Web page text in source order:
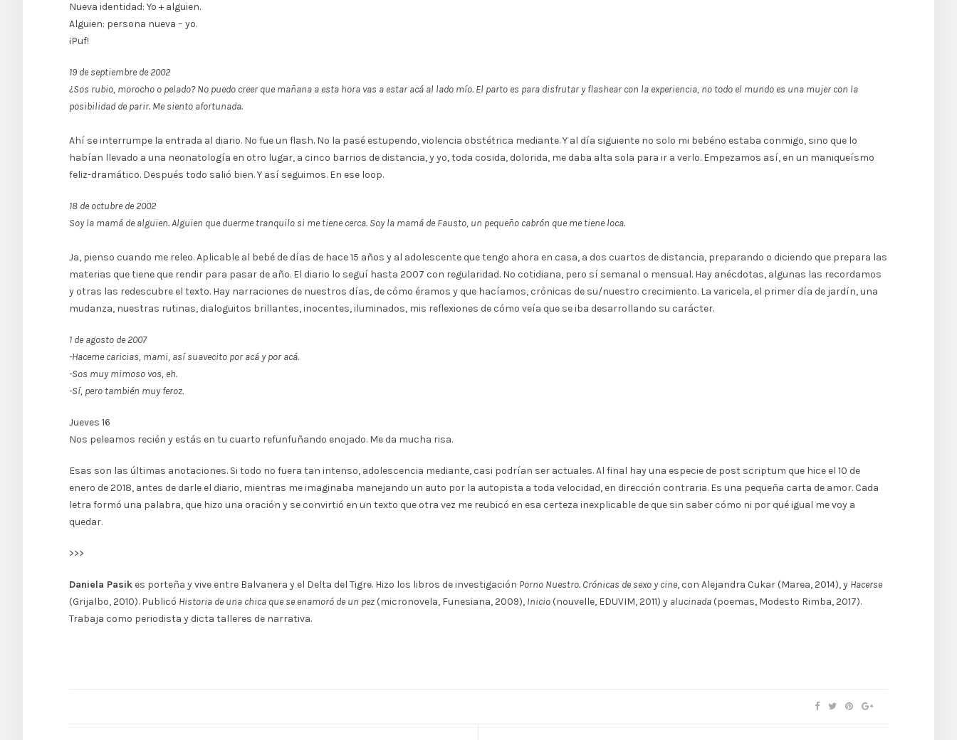
Nueva identidad: Yo + alguien.
Alguien: persona nueva – yo.
¡Puf!
19 de septiembre de 2002
¿Sos rubio, morocho o pelado? No puedo creer que mañana a esta hora vas a estar acá al lado mío. El parto es para disfrutar y flashear con la experiencia, no todo el mundo es una mujer con la
posibilidad de parir. Me siento afortunada.
Ahí se interrumpe la entrada al diario. No fue un flash. No la pasé estupendo, violencia obstétrica mediante. Y al día siguiente no solo mi bebéno estaba conmigo, sino que lo
habían llevado a una neonatología en otro lugar, a cinco barrios de distancia, y yo, toda cosida, dolorida, me daba alta sola para ir a verlo. Empezamos así, en un maniqueísmo
feliz-dramático. Después todo salió bien. Y así seguimos. En ese loop.
18 de octubre de 2002
Soy la mamá de alguien. Alguien que duerme tranquilo si me tiene cerca. Soy la mamá de Fausto, un pequeño cabrón que me tiene loca.
Ja, pienso cuando me releo. Aplicable al bebé de días de hace 15 años y al adolescente que tengo ahora en casa, a dos cuartos de distancia, preparando o diciendo que prepara las
materias que tiene que rendir para pasar de año. El diario lo seguí hasta 2007 con regularidad. No cotidiana, pero sí semanal o mensual. Hay anécdotas, algunas las recordamos
y otras las redescubre el texto. Hay narraciones de nuestros días, de cómo éramos y que hacíamos, crónicas de su/nuestro crecimiento. La varicela, el primer día de jardín, una
mudanza, nuestras rutinas, dialoguitos brillantes, inocentes, iluminados, mis reflexiones de cómo veía que se iba desarrollando su carácter.
1 de agosto de 2007
-Haceme caricias, mami, así suavecito por acá y por acá.
-Sos muy mimoso vos, eh.
-Sí, pero también muy feroz.
Jueves 16
Nos peleamos recién y estás en tu cuarto refunfuñando enojado. Me da mucha risa.
Esas son las últimas anotaciones. Si todo no fuera tan intenso, adolescencia mediante, casi podrían ser actuales. Al final hay una especie de post scriptum que hice el 10 de
enero de 2018, antes de darle el diario, mientras me imaginaba manejando un auto por la autopista a toda velocidad, en dirección contraria. Es una pequeña carta de amor. Cada
letra formó una palabra, que hizo una oración y se convirtió en un texto que otra vez me reubicó en esa certeza inexplicable de que sin saber cómo ni por qué igual me voy a
quedar.
>>>
Daniela Pasik es porteña y vive entre Balvanera y el Delta del Tigre. Hizo los libros de investigación Porno Nuestro. Crónicas de sexo y cine, con Alejandra Cukar (Marea, 2014), y Hacerse
(Grijalbo, 2010). Publicó Historia de una chica que se enamoró de un pez (micronovela, Funesiana, 2009), Inicio (nouvelle, EDUVIM, 2011) y alucinada (poemas, Modesto Rimba, 2017).
Trabaja como periodista y dicta talleres de narrativa.